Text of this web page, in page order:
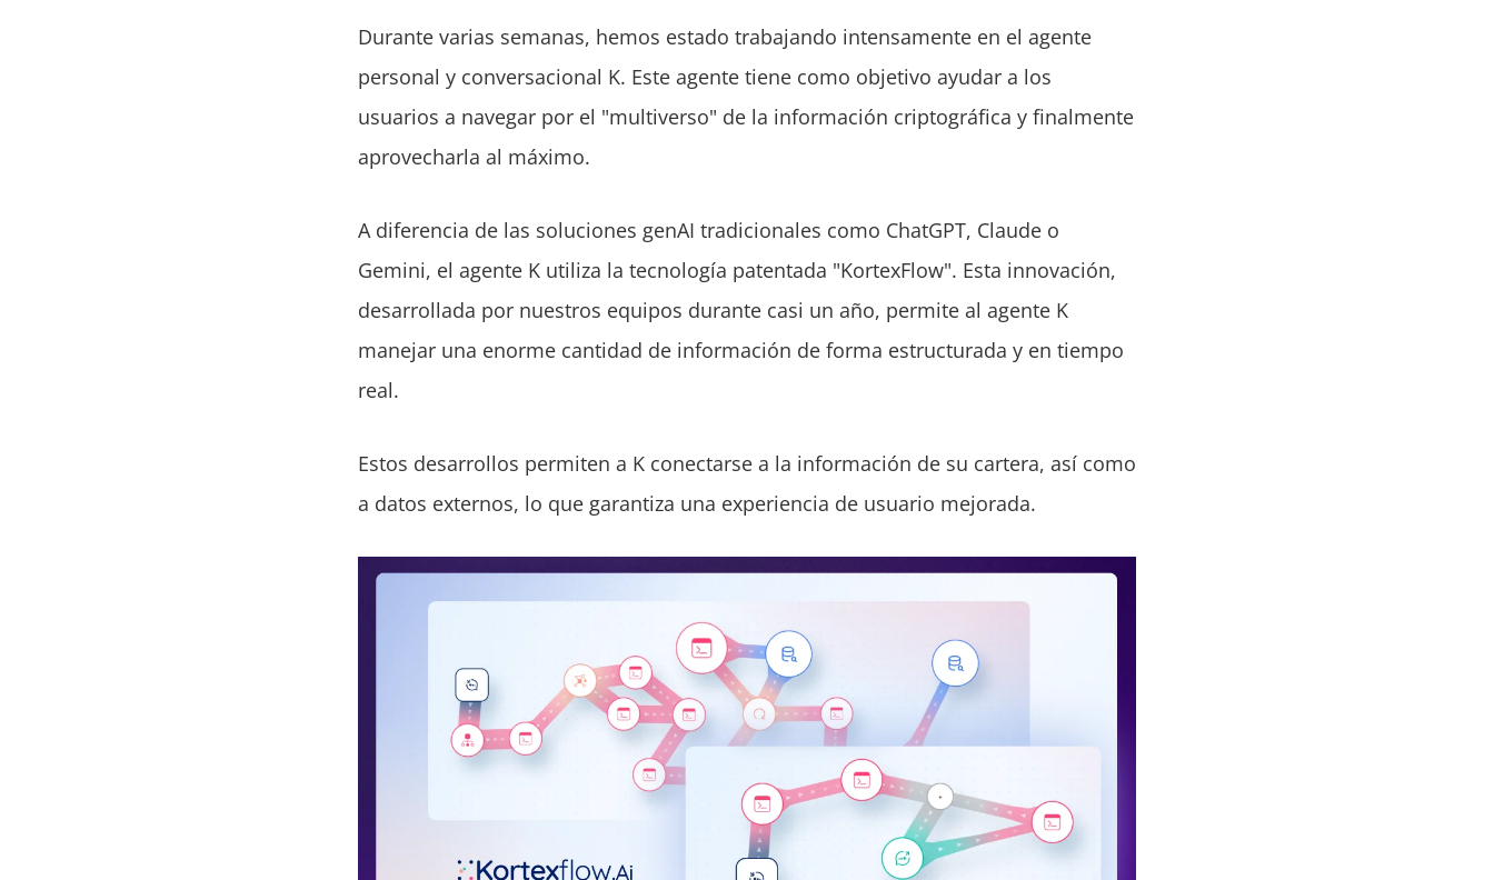
Durante varias semanas, hemos estado trabajando intensamente en el agente
personal y conversacional K. Este agente tiene como objetivo ayudar a los
usuarios a navegar por el "multiverso" de la información criptográfica y finalmente
aprovecharla al máximo.
A diferencia de las soluciones genAI tradicionales como ChatGPT, Claude o
Gemini, el agente K utiliza la tecnología patentada "KortexFlow". Esta innovación,
desarrollada por nuestros equipos durante casi un año, permite al agente K
manejar una enorme cantidad de información de forma estructurada y en tiempo
real.
Estos desarrollos permiten a K conectarse a la información de su cartera, así como
a datos externos, lo que garantiza una experiencia de usuario mejorada.